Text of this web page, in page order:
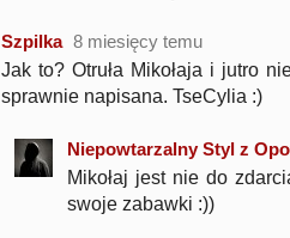
Szpilka 8 miesięcy temu
Jak to? Otruła Mikołaja i jutro
sprawnie napisana. TseCylia :)
Niepowtarzalny Styl z
Mikołaj jest nie do
swoje zabawki :))